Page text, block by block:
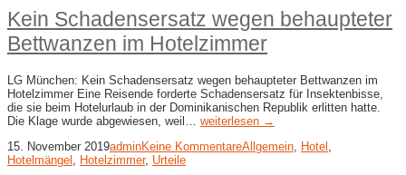
Kein Schadensersatz wegen behaupteter
Bettwanzen im Hotelzimmer
LG München: Kein Schadensersatz wegen behaupteter Bettwanzen im
Hotelzimmer Eine Reisende forderte Schadensersatz für Insektenbisse,
die sie beim Hotelurlaub in der Dominikanischen Republik erlitten hatte.
Die Klage wurde abgewiesen, weil… weiterlesen →
15. November 2019adminKeine KommentareAllgemein, Hotel ,
Hotelmängel , Hotelzimmer, Urteile